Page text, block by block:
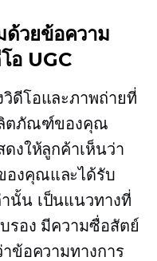
ด้วยข้อความ
อ UGC
วิดีโอและภาพถ่ายที่
ลิตภัณฑ์ของคุณ
งให้ลูกค้าเห็นว่า
องคุณและได้รับ
นั้น เป็นแนวทางที่
รอง มีความซื่อสัตย์
ข้อความทางการ